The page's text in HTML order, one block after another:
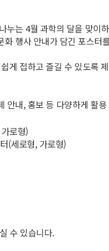
누는 4월 과학의 달을 맞이
행사 안내가 담긴 포스터
게 접하고 즐길 수 있도록
안내, 홍보 등 다양하게 활
로형)
(세로형, 가로형)
수 있습니다.